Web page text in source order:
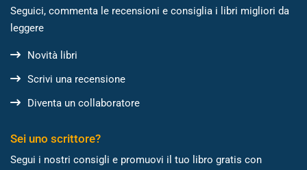
Seguici, commenta le recensioni e consiglia i libri migliori da
leggere
Novità libri
Scrivi una recensione
Diventa un collaboratore
Sei uno scrittore?
Segui i nostri consigli e promuovi il tuo libro gratis con